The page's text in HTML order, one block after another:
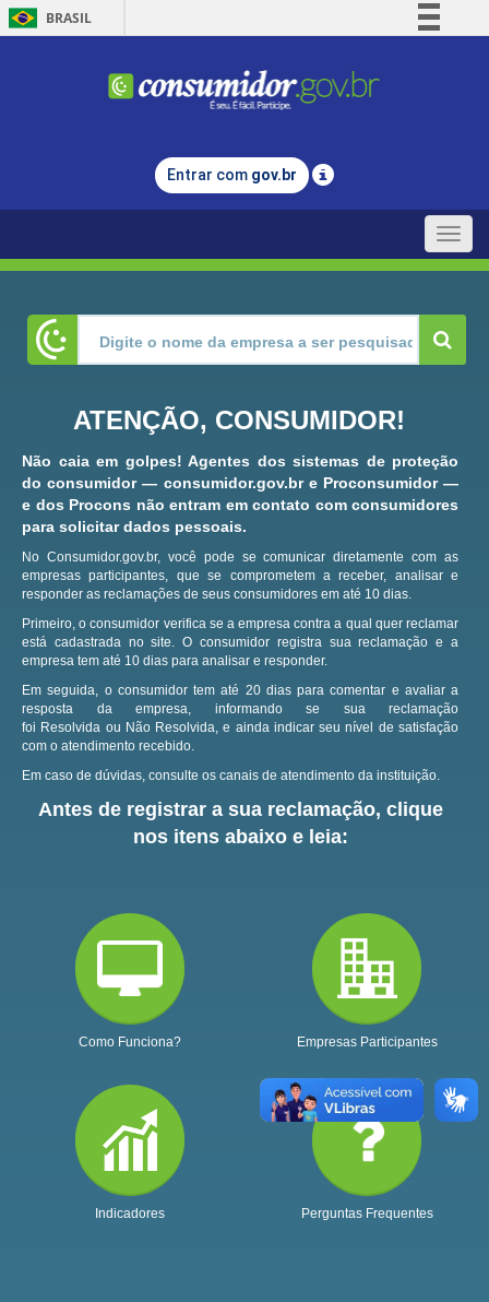
BRASIL
Comunica BR
Legislação
Entrar com gov.br
Toggle
ATENÇÃO, CONSUMIDOR!
Não caia em golpes! Agentes dos sistemas de proteção
do consumidor — consumidor.gov.br e Proconsumidor —
e dos Procons não entram em contato com consumidores
para solicitar dados pessoais.
No Consumidor.gov.br, você pode se comunicar diretamente com as
empresas participantes, que se comprometem a receber, analisar e
responder as reclamações de seus consumidores em até 10 dias.
Primeiro, o consumidor verifica se a empresa contra a qual quer reclamar
está cadastrada no site.O consumidor registra sua reclamação e a
empresa tem até 10 dias para analisar e responder.
Em seguida, o consumidor tem até 20 dias para comentar e avaliar a
resposta da empresa, informando se sua reclamação
foi Resolvida ou Não Resolvida, e ainda indicar seu nível de satisfação
com o atendimento recebido.
Em caso de dúvidas, consulte os canais de atendimento da instituição.
Antes de registrar a sua reclamação, clique
nos itens abaixo e leia:
Como Funciona? Empresas Participantes
Indicadores Perguntas Frequentes